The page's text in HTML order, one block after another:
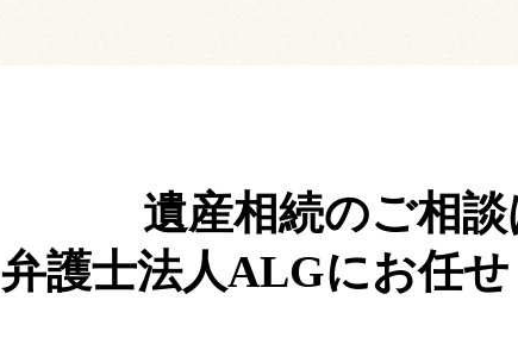
遺産相続のご相談
弁護士法人ALGにお任